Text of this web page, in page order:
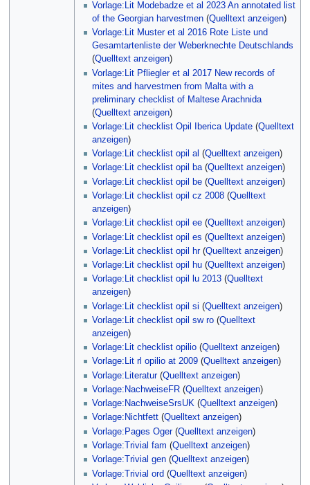
Vorlage:Lit Modebadze et al 2023 An annotated list
of the Georgian harvestmen (Quelltext anzeigen)
Vorlage:Lit Muster et al 2016 Rote Liste und
Gesamtartenliste der Weberknechte Deutschlands
(Quelltext anzeigen)
Vorlage:Lit Pfliegler et al 2017 New records of
mites and harvestmen from Malta with a
preliminary checklist of Maltese Arachnida
(Quelltext anzeigen)
Vorlage:Lit checklist Opil Iberica Update (Quelltext
anzeigen)
Vorlage:Lit checklist opil al (Quelltext anzeigen)
Vorlage:Lit checklist opil ba(Quelltext anzeigen)
Vorlage:Lit checklist opil be (Quelltext anzeigen)
Vorlage:Lit checklist opil cz 2008 (Quelltext
anzeigen)
Vorlage:Lit checklist opil ee (Quelltext anzeigen)
Vorlage:Lit checklist opil es (Quelltext anzeigen)
Vorlage:Lit checklist opil hr(Quelltext anzeigen)
Vorlage:Lit checklist opil hu (Quelltext anzeigen)
Vorlage:Lit checklist opil lu 2013 (Quelltext
anzeigen)
Vorlage:Lit checklist opil si (Quelltext anzeigen)
Vorlage:Lit checklist opil sw ro (Quelltext
anzeigen)
Vorlage:Lit checklist opilio (Quelltext anzeigen)
Vorlage:Lit rl opilio at 2009 (Quelltext anzeigen)
Vorlage:Literatur(Quelltext anzeigen)
Vorlage:NachweiseFR (Quelltext anzeigen)
Vorlage:NachweiseSrsUK (Quelltext anzeigen)
Vorlage:Nichtfett (Quelltext anzeigen)
Vorlage:Pages Oger(Quelltext anzeigen)
Vorlage:Trivial fam (Quelltext anzeigen)
Vorlage:Trivial gen (Quelltext anzeigen)
Vorlage:Trivial ord (Quelltext anzeigen)